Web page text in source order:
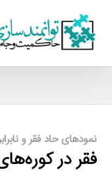
نمودهای حاد فقر و
فقر در